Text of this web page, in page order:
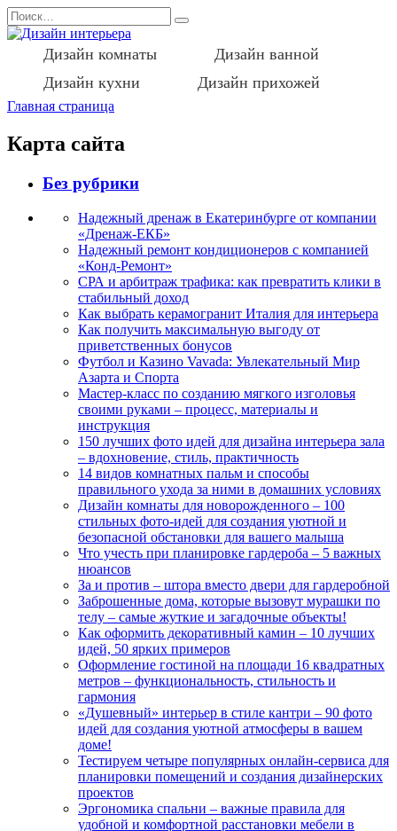
Перейти
к
содержанию
Search
for:
Дизайн комнаты
Дизайн ванной
Дизайн кухни
Дизайн прихожей
Главная страница
Карта сайта
Без рубрики
Надежный дренаж в Екатеринбурге от компании
«Дренаж-ЕКБ»
Надежный ремонт кондиционеров с компанией
«Конд-Ремонт»
СРА и арбитраж трафика: как превратить клики в
стабильный доход
Как выбрать керамогранит Италия для интерьера
Как получить максимальную выгоду от
приветственных бонусов
Футбол и Казино Vavada: Увлекательный Мир
Азарта и Спорта
Мастер-класс по созданию мягкого изголовья
своими руками – процесс, материалы и
инструкция
150 лучших фото идей для дизайна интерьера зала
– вдохновение, стиль, практичность
14 видов комнатных пальм и способы
правильного ухода за ними в домашних условиях
Дизайн комнаты для новорожденного – 100
стильных фото-идей для создания уютной и
безопасной обстановки для вашего малыша
Что учесть при планировке гардероба – 5 важных
нюансов
За и против – штора вместо двери для гардеробной
Заброшенные дома, которые вызовут мурашки по
телу – самые жуткие и загадочные объекты!
Как оформить декоративный камин – 10 лучших
идей, 50 ярких примеров
Оформление гостиной на площади 16 квадратных
метров – функциональность, стильность и
гармония
«Душевный» интерьер в стиле кантри – 90 фото
идей для создания уютной атмосферы в вашем
доме!
Тестируем четыре популярных онлайн-сервиса для
планировки помещений и создания дизайнерских
проектов
Эргономика спальни – важные правила для
удобной и комфортной расстановки мебели в